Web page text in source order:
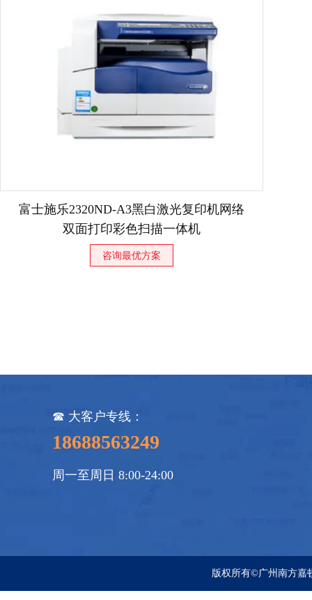
富士施乐2320ND-A3黑白激光复印机网络
双面打印彩色扫描一体机
咨询最优方案
☎ 大客户专线：
18688563249
周一至周日 8:00-24:00
版权所有©广州南方嘉